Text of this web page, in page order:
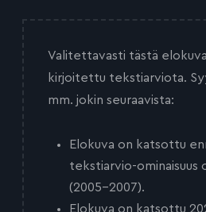
Valitettavasti tästä
kirjoitettu tekstiarviota.
mm. jokin seuraavista:
Elokuva on katsottu
tekstiarvio-ominaisuus
(2005-2007).
Elokuva on katsottu